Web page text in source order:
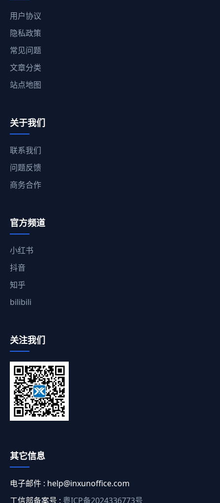
用户协议
隐私政策
常见问题
文章分类
站点地图
关于我们
联系我们
问题反馈
商务合作
官方频道
小红书
抖音
知乎
bilibili
关注我们
其它信息
电子邮件 : help@inxunoffice.com
工信部备案号 : 粤ICP备2024336773号